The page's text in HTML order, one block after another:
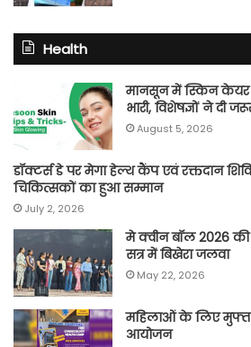
Health
मानसून में स्किन केयर
भारी, विशेषज्ञों ने दी
August 5, 2026
डॉक्टर्स डे पर मेगा हेल्थ कैंप एवं रक्तदान
चिकित्सकों का हुआ सम्मान
July 2, 2026
मे क्वीन बॉल 2026 की
सत्र में बिखेरा जलवा
May 22, 2026
महिलाओं के लिए मुफ्त
आयोजन